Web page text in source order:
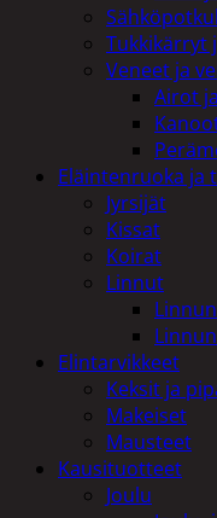
Tukkikärryt
Veneet ja
Airot
Eläintenruoka ja
Jyrsijät
Kissat
Koirat
Linnut
Elintarvikkeet
Keksit ja
Makeiset
Mausteet
Kausituotteet
Joulu